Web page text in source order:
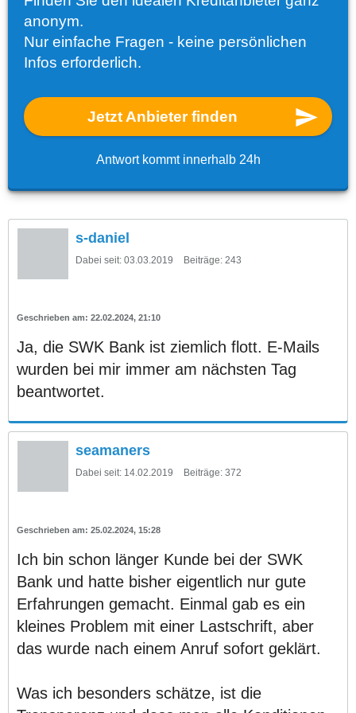
anonym.
Nur einfache Fragen - keine persönlichen
Infos erforderlich.
Jetzt Anbieter finden
Antwort kommt innerhalb 24h
s-daniel
Dabei seit: 03.03.2019 Beiträge: 243
22.02.2024, 21:10
Ja, die SWK Bank ist ziemlich flott. E-Mails
wurden bei mir immer am nächsten Tag
beantwortet.
seamaners
Dabei seit: 14.02.2019 Beiträge: 372
25.02.2024, 15:28
Ich bin schon länger Kunde bei der SWK
Bank und hatte bisher eigentlich nur gute
Erfahrungen gemacht. Einmal gab es ein
kleines Problem mit einer Lastschrift, aber
das wurde nach einem Anruf sofort geklärt.
Was ich besonders schätze, ist die